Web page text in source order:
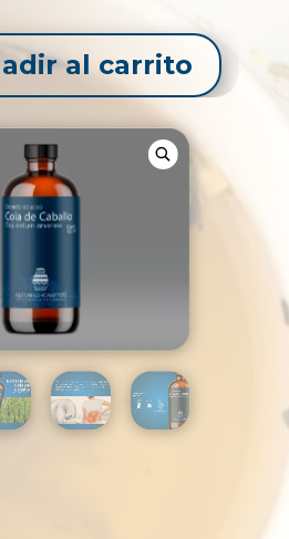
al carrito